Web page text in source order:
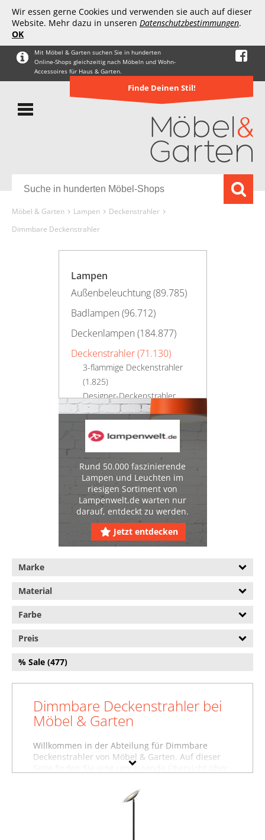
Wir essen gerne Cookies und verwenden sie auch auf dieser
Website. Mehr dazu in unseren Datenschutzbestimmungen.
OK
Mit Möbel & Garten suchen Sie in hunderten
Online-Shops gleichzeitig nach Möbeln und Wohn-
Accessoires für Haus & Garten.
Finde Deinen Stil!
Möbel & Garten Lampen
Deckenstrahler
Dimmbare Deckenstrahler
Lampen
Außenbeleuchtung (89.785)
Badlampen (96.712)
Deckenlampen (184.877)
Deckenstrahler (71.130)
3-flammige Deckenstrahler
(1.825)
Designer-Deckenstrahler
(1.616)
Dimmbare Deckenstrahler
(2.949)
Designerlampen (911)
Hängelampen (144.529)
Kronleuchter (28.916)
Nachtlichter (34.737)
Nachttischlampen (93.469)
Rund 50.000 faszinierende
Lampen und Leuchten im
riesigen Sortiment von
Lampenwelt.de warten nur
darauf, entdeckt zu werden.
Jetzt entdecken
Marke
Material
Farbe
Preis
% Sale (477)
Dimmbare Deckenstrahler bei
Möbel & Garten
Willkommen in der Abteilung für Dimmbare
Deckenstrahler von Möbel & Garten. Auf dieser
Seite finden Sie eine umfassende Übersicht über
präsentieren wir auch Dimmbare Deckenstrahler
von vielen angesagten und bekannten